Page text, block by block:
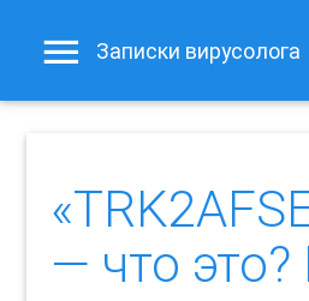
Записки вирусолога
— что это?